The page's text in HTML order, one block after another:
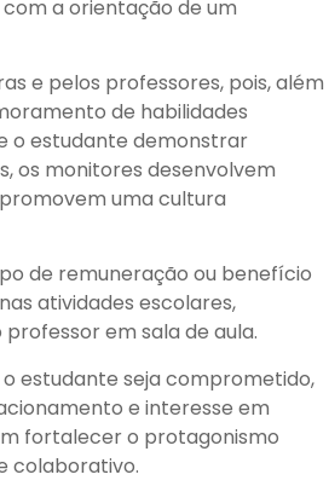
a orientação de um
e pelos professores, pois, além
de habilidades
o estudante demonstrar
os monitores desenvolvem
uma cultura
de remuneração ou benefício
atividades escolares,
em sala de aula.
estudante seja comprometido,
e interesse em
fortalecer o protagonismo
colaborativo.